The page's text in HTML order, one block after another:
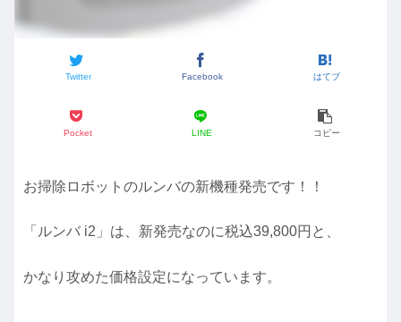
Twitter Facebook はてブ
Pocket LINE コピー
お掃除ロボットのルンバの新機種発売です！！
「ルンバ i2」は、新発売なのに税込39,800円と、
かなり攻めた価格設定になっています。